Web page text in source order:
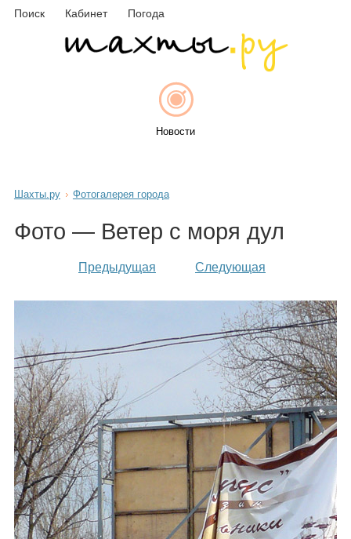
Поиск Кабинет Погода
Новости
Инфо
Гороскоп
Шахты.ру Фотогалерея города
Фото — Ветер с моря дул
Предыдущая Следующая